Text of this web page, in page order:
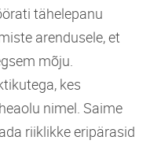
tähelepanu
arendusele, et
mõju.
kes
nimel. Saime
riiklikke eripärasid